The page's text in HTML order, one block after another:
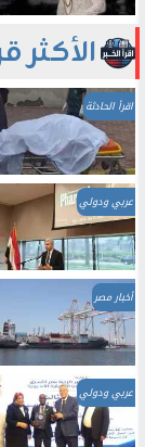
الأكثر
اقرأ الحادثة
عربي ودولي
أخبار مصر
عربي ودولي